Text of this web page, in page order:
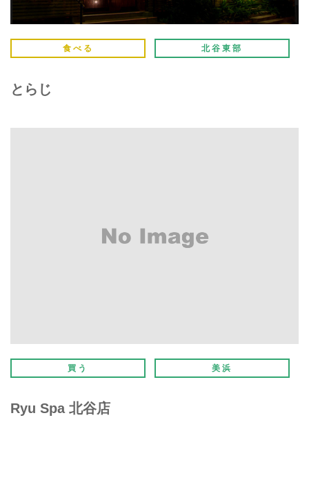
食べる 北谷東部
とらじ
買う 美浜
Ryu Spa 北谷店